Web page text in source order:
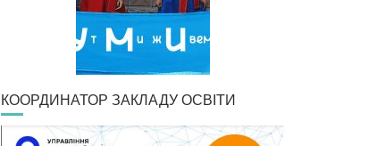
КООРДИНАТОР ЗАКЛАДУ ОСВІТИ